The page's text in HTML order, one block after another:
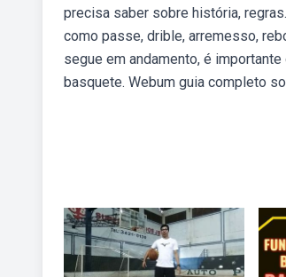
precisa saber sobre história,
como passe, drible, arremesso,
segue em andamento, é
basquete. Webum guia completo